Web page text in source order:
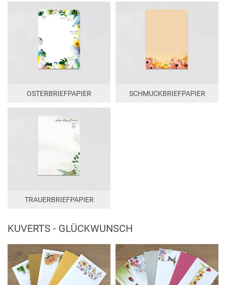
OSTERBRIEFPAPIER SCHMUCKBRIEFPAPIER
TRAUERBRIEFPAPIER
KUVERTS - GLÜCKWUNSCH